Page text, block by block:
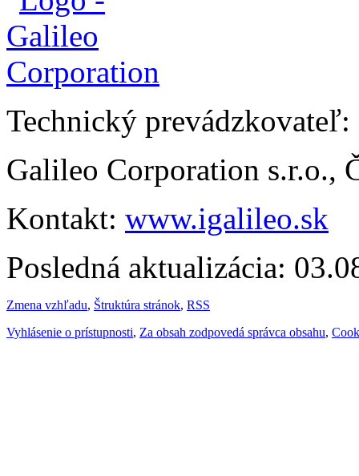
Technický prevádzkovateľ:
Galileo Corporation s.r.o.,
Kontakt: www.igalileo.sk
Posledná aktualizácia:
Zmena vzhľadu, Štruktúra stránok, RSS
Vyhlásenie o prístupnosti, Za obsah zodpovedá správca obsahu,